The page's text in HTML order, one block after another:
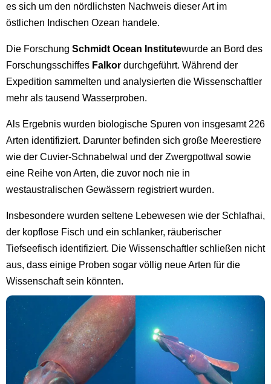
es sich um den nördlichsten Nachweis dieser Art im
östlichen Indischen Ozean handele.
Die Forschung Schmidt Ocean Institutewurde an Bord des
Forschungsschiffes Falkor durchgeführt. Während der
Expedition sammelten und analysierten die Wissenschaftler
mehr als tausend Wasserproben.
Als Ergebnis wurden biologische Spuren von insgesamt 226
Arten identifiziert. Darunter befinden sich große Meerestiere
wie der Cuvier-Schnabelwal und der Zwergpottwal sowie
eine Reihe von Arten, die zuvor noch nie in
westaustralischen Gewässern registriert wurden.
Insbesondere wurden seltene Lebewesen wie der Schlafhai,
der kopflose Fisch und ein schlanker, räuberischer
Tiefseefisch identifiziert. Die Wissenschaftler schließen nicht
aus, dass einige Proben sogar völlig neue Arten für die
Wissenschaft sein könnten.